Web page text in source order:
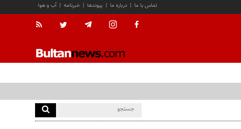
آب و هوا | خبرنامه | پیوندها | درباره ما | تماس با ما